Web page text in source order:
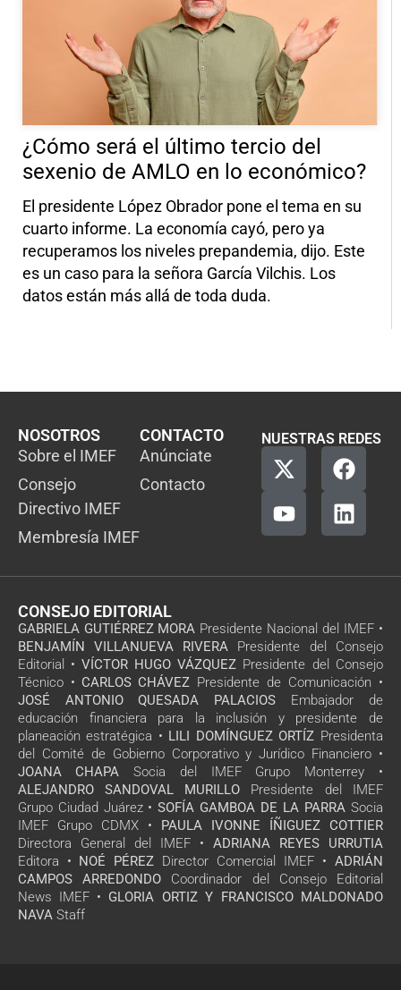
¿Cómo será el último tercio del
sexenio de AMLO en lo económico?
El presidente López Obrador pone el tema en su
cuarto informe. La economía cayó, pero ya
recuperamos los niveles prepandemia, dijo. Este
es un caso para la señora García Vilchis. Los
datos están más allá de toda duda.
NOSOTROS
Sobre el IMEF
Consejo
Directivo IMEF
Membresía IMEF
CONTACTO
Anúnciate
Contacto
NUESTRAS REDES
CONSEJO EDITORIAL
GABRIELA GUTIÉRREZ MORA Presidente Nacional del IMEF •
BENJAMÍN VILLANUEVA RIVERA Presidente del Consejo
Editorial • VÍCTOR HUGO VÁZQUEZ Presidente del Consejo
Técnico • CARLOS CHÁVEZ Presidente de Comunicación •
JOSÉ ANTONIO QUESADA PALACIOS Embajador de
educación financiera para la inclusión y presidente de
planeación estratégica • LILI DOMÍNGUEZ ORTÍZ Presidenta
del Comité de Gobierno Corporativo y Jurídico Financiero •
JOANA CHAPA Socia del IMEF Grupo Monterrey •
ALEJANDRO SANDOVAL MURILLO Presidente del IMEF
Grupo Ciudad Juárez • SOFÍA GAMBOA DE LA PARRA Socia
IMEF Grupo CDMX •
PAULA IVONNE ÍÑIGUEZ COTTIER
Directora General del IMEF • ADRIANA REYES URRUTIA
Editora •
NOÉ PÉREZ Director Comercial IMEF • ADRIÁN
CAMPOS ARREDONDO Coordinador del Consejo Editorial
News IMEF • GLORIA ORTIZ Y FRANCISCO MALDONADO
NAVA Staff